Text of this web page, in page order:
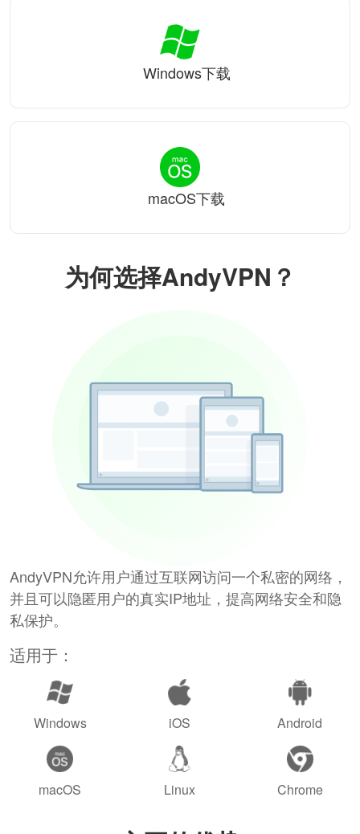
为何选择AndyVPN？
AndyVPN允许用户通过互联网访问一个私密的网络，
并且可以隐匿用户的真实IP地址，提高网络安全和隐
私保护。
适用于：
Windows iOS Android
macOS Linux Chrome
Windows下载
macOS下载